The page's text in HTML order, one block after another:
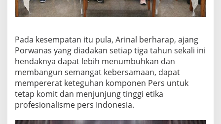
Pada kesempatan itu pula, Arinal berharap, ajang
Porwanas yang diadakan setiap tiga tahun sekali ini
hendaknya dapat lebih menumbuhkan dan
membangun semangat kebersamaan, dapat
mempererat keteguhan komponen Pers untuk
tetap komit dan menjunjung tinggi etika
profesionalisme pers Indonesia.